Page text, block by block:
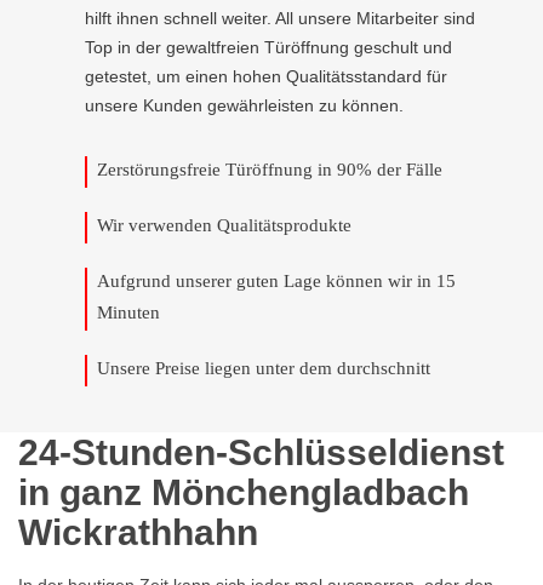
hilft ihnen schnell weiter. All unsere Mitarbeiter sind
Top in der gewaltfreien Türöffnung geschult und
getestet, um einen hohen Qualitätsstandard für
unsere Kunden gewährleisten zu können.
Zerstörungsfreie Türöffnung in 90% der Fälle
Wir verwenden Qualitätsprodukte
Aufgrund unserer guten Lage können wir in 15
Minuten
Unsere Preise liegen unter dem durchschnitt
24-Stunden-Schlüsseldienst
in ganz Mönchengladbach
Wickrathhahn